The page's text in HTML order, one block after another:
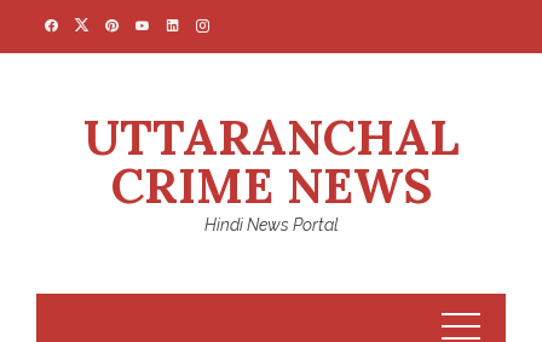
UTTARANCHAL
CRIME NEWS
Hindi News Portal